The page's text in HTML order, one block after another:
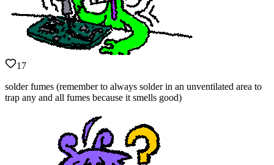
17
solder fumes (remember to always solder in an unventilated area to
trap any and all fumes because it smells good)